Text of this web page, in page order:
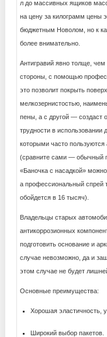
л до массивных ящиков
на цену за килограмм цены
бюджетным Новолом, но к
более внимательно.
Антигравий явно толще, чем
стороны, с помощью
это позволит покрыть
мелкозернистостью,
пены, а с другой — создаст
трудности в использовании
которыми часто
(сравните сами — обычный
«Баночка с насадкой»
а профессиональный спрей
обойдется в 16 тысяч).
Владельцы старых
антикоррозионных
подготовить основание и
случае невозможно, да и
этом случае не будет
Основные преимущества:
Хорошая эластичность,
Широкий выбор пакетов.